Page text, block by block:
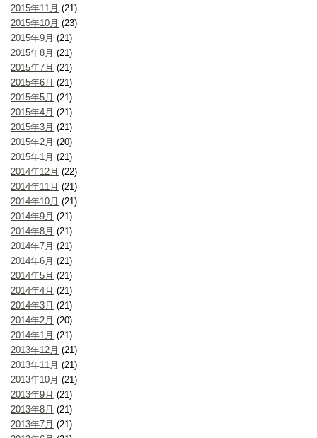
2015年11月 (21)
2015年10月 (23)
2015年9月 (21)
2015年8月 (21)
2015年7月 (21)
2015年6月 (21)
2015年5月 (21)
2015年4月 (21)
2015年3月 (21)
2015年2月 (20)
2015年1月 (21)
2014年12月 (22)
2014年11月 (21)
2014年10月 (21)
2014年9月 (21)
2014年8月 (21)
2014年7月 (21)
2014年6月 (21)
2014年5月 (21)
2014年4月 (21)
2014年3月 (21)
2014年2月 (20)
2014年1月 (21)
2013年12月 (21)
2013年11月 (21)
2013年10月 (21)
2013年9月 (21)
2013年8月 (21)
2013年7月 (21)